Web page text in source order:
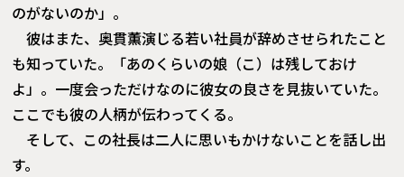
のがないのか」。
彼はまた、奥貫薫演じる若い社員が辞めさせられたこと
も知っていた。「あのくらいの娘（こ）は残しておけ
よ」。一度会っただけなのに彼女の良さを見抜いていた。
ここでも彼の人柄が伝わってくる。
そして、この社長は二人に思いもかけないことを話し出
す。